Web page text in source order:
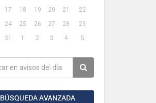
17 18 19 20 21
22
24 25 26 27 28
29
31 1 2 3 4 5
BÚSQUEDA AVANZADA